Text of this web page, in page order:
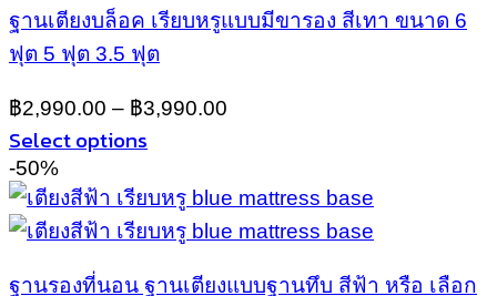
chosen
on
the
page
ฐานเตียงบล็อค เรียบหรูแบบมีขารอง สีเทา ขนาด 6
ฟุต 5 ฟุต 3.5 ฟุต
฿2,990.00 – ฿3,990.00
Select options
This
product
has
multiple
The
-50%
ฐานรองที่นอน ฐานเตียงแบบฐานทึบ สีฟ้า หรือ เลือก